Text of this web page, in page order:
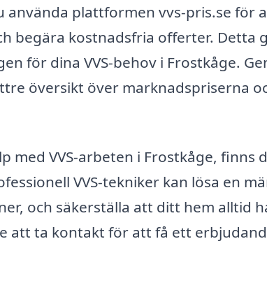
använda plattformen vvs-pris.se för
begära kostnadsfria offerter. Detta
för dina VVS-behov i Frostkåge.
översikt över marknadspriserna
med VVS-arbeten i Frostkåge, finns
VVS-tekniker kan lösa en
och säkerställa att ditt hem alltid
att ta kontakt för att få ett